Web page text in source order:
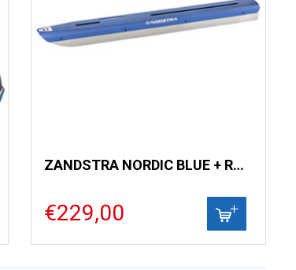
ZANDSTRA NORDIC BLUE + ROTTEFELLA PERFORMANCE BINDING
€229,00